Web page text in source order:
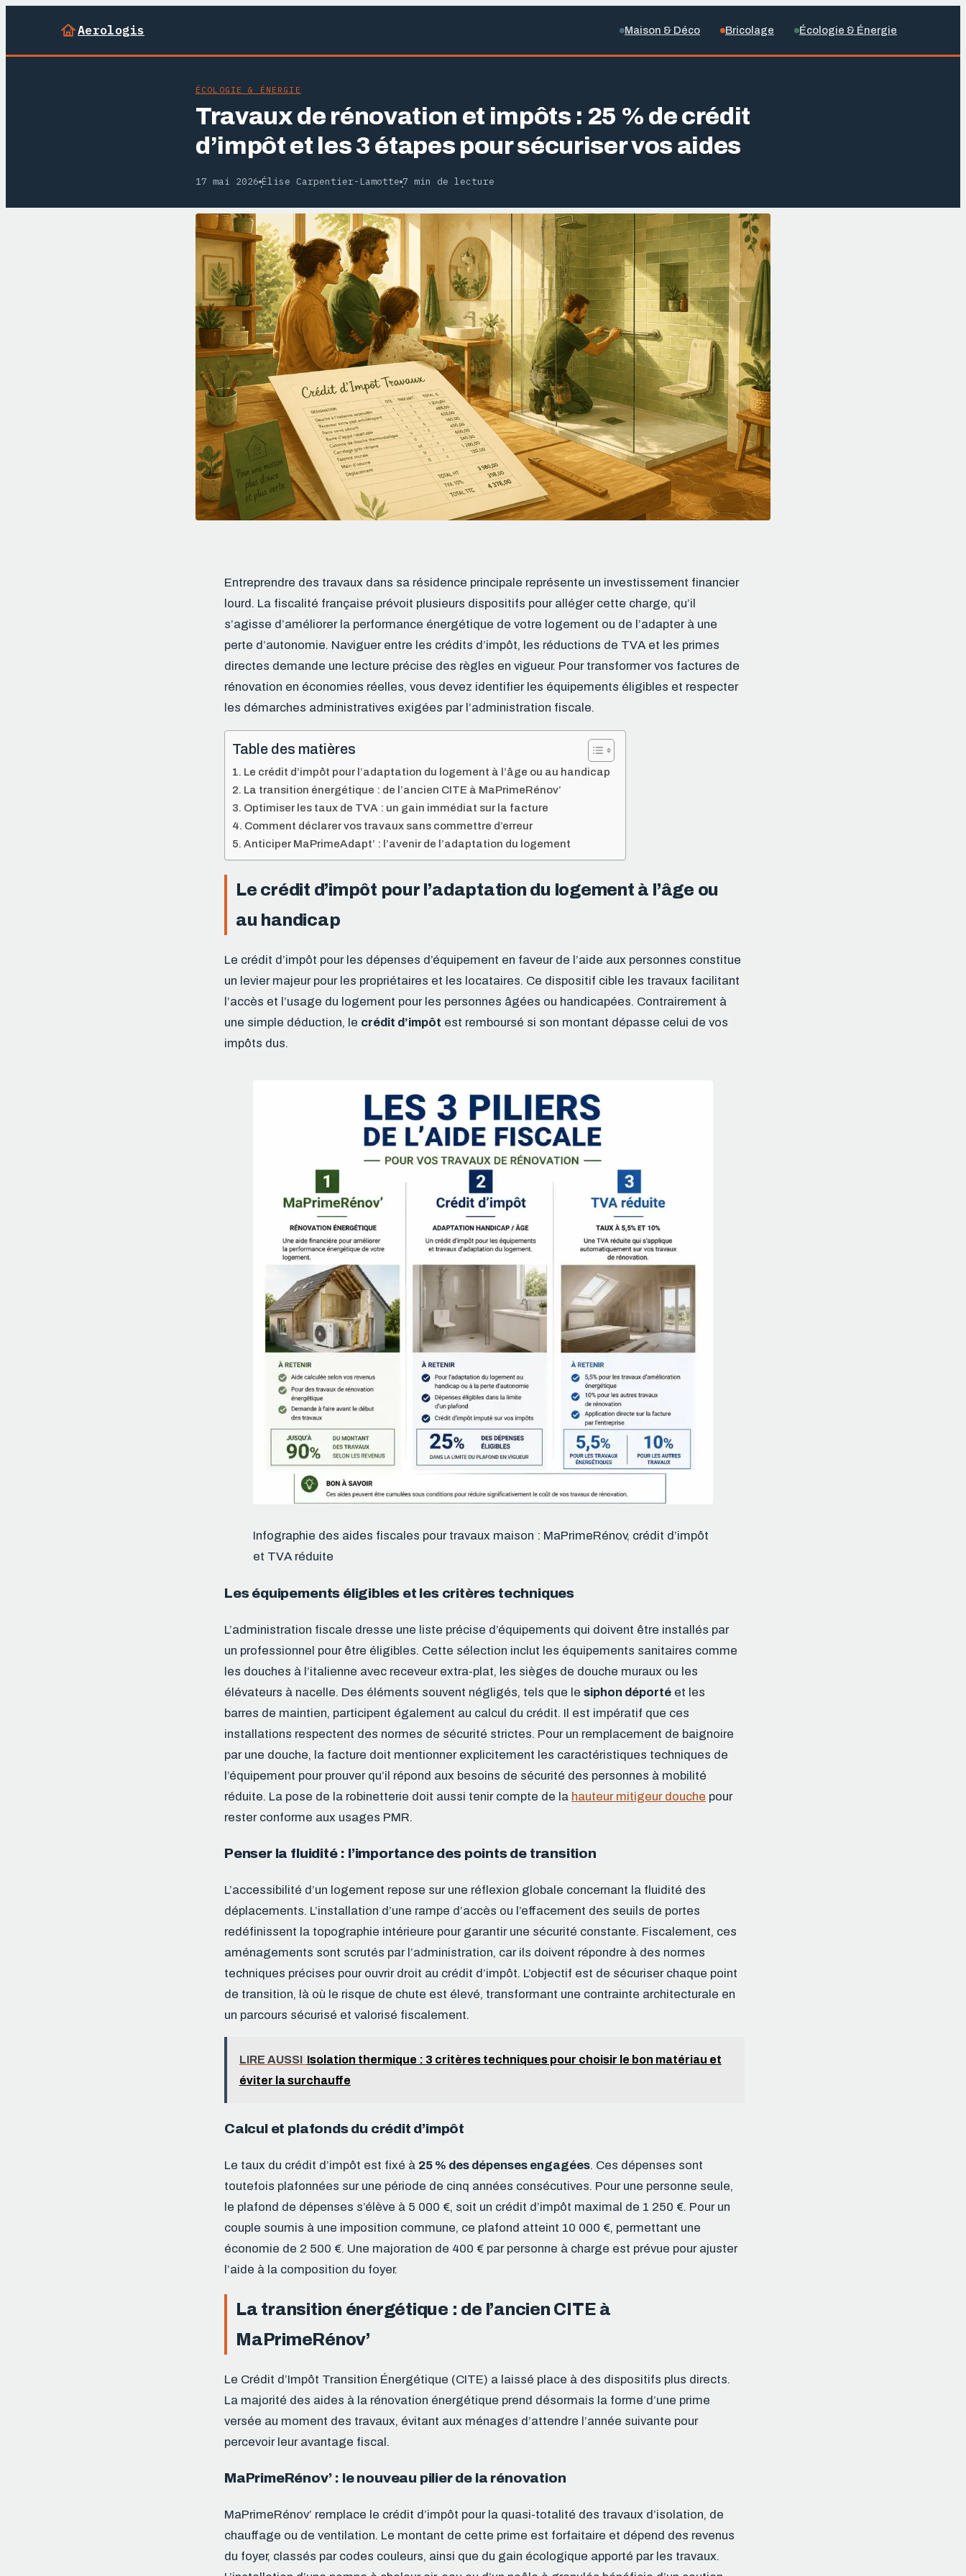
Aerologis Maison & Déco Bricolage Écologie & Énergie
ÉCOLOGIE & ÉNERGIE
Travaux de rénovation et impôts : 25 % de crédit
d’impôt et les 3 étapes pour sécuriser vos aides
17 mai 2026·Élise Carpentier-Lamotte·7 min de lecture
Entreprendre des travaux dans sa résidence principale représente un investissement financier
lourd. La fiscalité française prévoit plusieurs dispositifs pour alléger cette charge, qu’il
s’agisse d’améliorer la performance énergétique de votre logement ou de l’adapter à une
perte d’autonomie. Naviguer entre les crédits d’impôt, les réductions de TVA et les primes
directes demande une lecture précise des règles en vigueur. Pour transformer vos factures de
rénovation en économies réelles, vous devez identifier les équipements éligibles et respecter
les démarches administratives exigées par l’administration fiscale.
Table des matières
Le crédit d’impôt pour l’adaptation du logement à l’âge ou au handicap
La transition énergétique : de l’ancien CITE à MaPrimeRénov’
Optimiser les taux de TVA : un gain immédiat sur la facture
Comment déclarer vos travaux sans commettre d’erreur
Anticiper MaPrimeAdapt’ : l’avenir de l’adaptation du logement
Le crédit d’impôt pour l’adaptation du logement à l’âge ou
au handicap
Le crédit d’impôt pour les dépenses d’équipement en faveur de l’aide aux personnes constitue
un levier majeur pour les propriétaires et les locataires. Ce dispositif cible les travaux facilitant
l’accès et l’usage du logement pour les personnes âgées ou handicapées. Contrairement à
une simple déduction, le crédit d’impôt est remboursé si son montant dépasse celui de vos
impôts dus.
Infographie des aides fiscales pour travaux maison : MaPrimeRénov, crédit d’impôt
et TVA réduite
Les équipements éligibles et les critères techniques
L’administration fiscale dresse une liste précise d’équipements qui doivent être installés par
un professionnel pour être éligibles. Cette sélection inclut les équipements sanitaires comme
les douches à l’italienne avec receveur extra-plat, les sièges de douche muraux ou les
élévateurs à nacelle. Des éléments souvent négligés, tels que le siphon déporté et les
barres de maintien, participent également au calcul du crédit. Il est impératif que ces
installations respectent des normes de sécurité strictes. Pour un remplacement de baignoire
par une douche, la facture doit mentionner explicitement les caractéristiques techniques de
l’équipement pour prouver qu’il répond aux besoins de sécurité des personnes à mobilité
réduite. La pose de la robinetterie doit aussi tenir compte de la hauteur mitigeur douche pour
rester conforme aux usages PMR.
Penser la fluidité : l’importance des points de transition
L’accessibilité d’un logement repose sur une réflexion globale concernant la fluidité des
déplacements. L’installation d’une rampe d’accès ou l’effacement des seuils de portes
redéfinissent la topographie intérieure pour garantir une sécurité constante. Fiscalement, ces
aménagements sont scrutés par l’administration, car ils doivent répondre à des normes
techniques précises pour ouvrir droit au crédit d’impôt. L’objectif est de sécuriser chaque point
de transition, là où le risque de chute est élevé, transformant une contrainte architecturale en
un parcours sécurisé et valorisé fiscalement.
LIRE AUSSI Isolation thermique : 3 critères techniques pour choisir le bon matériau et
éviter la surchauffe
Calcul et plafonds du crédit d’impôt
Le taux du crédit d’impôt est fixé à 25 % des dépenses engagées. Ces dépenses sont
toutefois plafonnées sur une période de cinq années consécutives. Pour une personne seule,
le plafond de dépenses s’élève à 5 000 €, soit un crédit d’impôt maximal de 1 250 €. Pour un
couple soumis à une imposition commune, ce plafond atteint 10 000 €, permettant une
économie de 2 500 €. Une majoration de 400 € par personne à charge est prévue pour ajuster
l’aide à la composition du foyer.
La transition énergétique : de l’ancien CITE à
MaPrimeRénov’
Le Crédit d’Impôt Transition Énergétique (CITE) a laissé place à des dispositifs plus directs.
La majorité des aides à la rénovation énergétique prend désormais la forme d’une prime
versée au moment des travaux, évitant aux ménages d’attendre l’année suivante pour
percevoir leur avantage fiscal.
MaPrimeRénov’ : le nouveau pilier de la rénovation
MaPrimeRénov’ remplace le crédit d’impôt pour la quasi-totalité des travaux d’isolation, de
chauffage ou de ventilation. Le montant de cette prime est forfaitaire et dépend des revenus
du foyer, classés par codes couleurs, ainsi que du gain écologique apporté par les travaux.